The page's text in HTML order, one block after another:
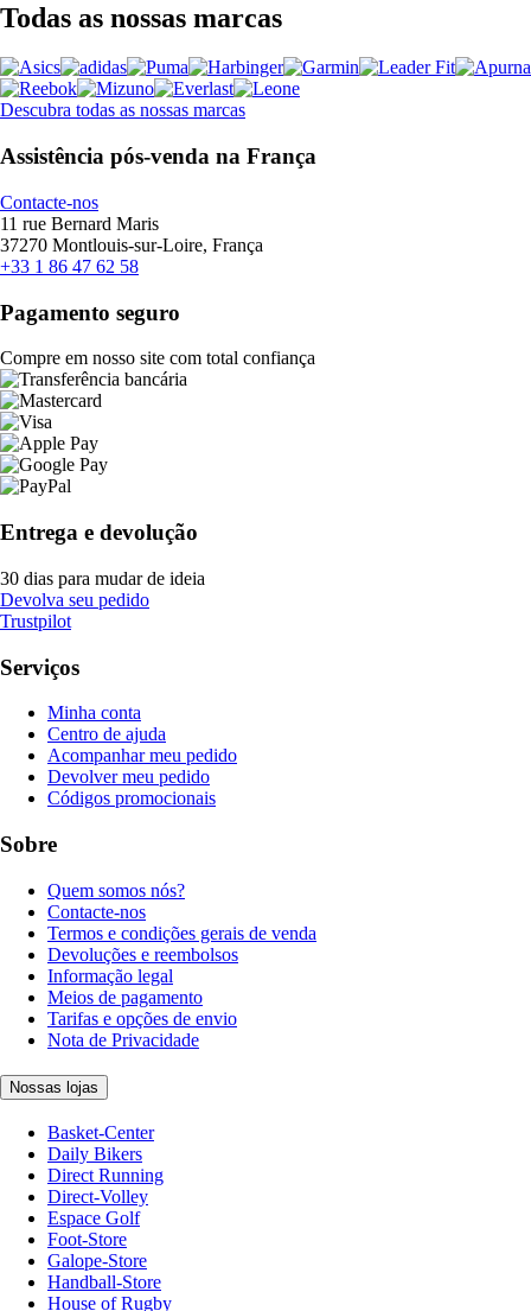
Todas as nossas marcas
Descubra todas as nossas marcas
Assistência pós-venda na França
Contacte-nos
11 rue Bernard Maris
37270 Montlouis-sur-Loire, França
+33 1 86 47 62 58
Pagamento seguro
Compre em nosso site com total confiança
Entrega e devolução
30 dias para mudar de ideia
Devolva seu pedido
Trustpilot
Serviços
Minha conta
Centro de ajuda
Acompanhar meu pedido
Devolver meu pedido
Códigos promocionais
Sobre
Quem somos nós?
Contacte-nos
Termos e condições gerais de venda
Devoluções e reembolsos
Informação legal
Meios de pagamento
Tarifas e opções de envio
Nota de Privacidade
Nossas lojas
Basket-Center
Daily Bikers
Direct Running
Direct-Volley
Espace Golf
Foot-Store
Galope-Store
Handball-Store
House of Rugby